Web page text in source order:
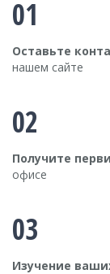
01
Оставьте
нашем сайте
02
Получите
офисе
03
Изучение